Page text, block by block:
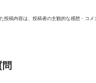
投稿内容は、投稿者の主観的な感想・コ
問